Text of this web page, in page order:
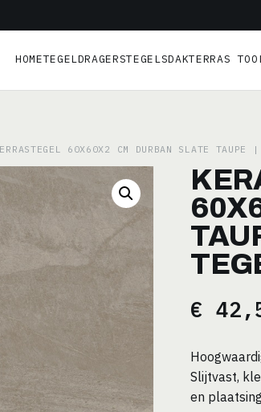
HOMETEGELDRAGERSTEGELSDAKTERRAS
60X60X2 CM DURBAN SLATE TAUPE |
€
Slijtvast,
en